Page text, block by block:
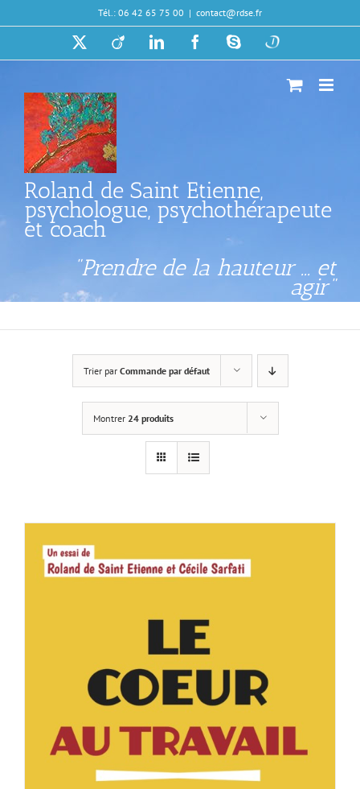
au
Tél.: 06 42 65 75 00 | contact@rdse.fr
Viadeo LinkedInFacebookSkypeDoctolib
Roland de Saint Etienne,
psychologue, psychothérapeute
et coach
"Prendre de la hauteur ... et
agir"
Trier par Commande par défaut
Montrer 24 produits